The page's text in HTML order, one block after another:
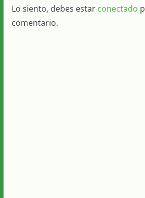
Lo siento, debes estar conectado
comentario.